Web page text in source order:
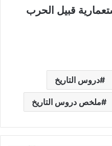
قبيل الحرب
دروس التاريخ
ملخص دروس التاريخ